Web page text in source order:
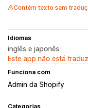
Contém texto sem
Idiomas
inglês e japonês
Este app não está
Funciona com
Admin da Shopify
Categorias